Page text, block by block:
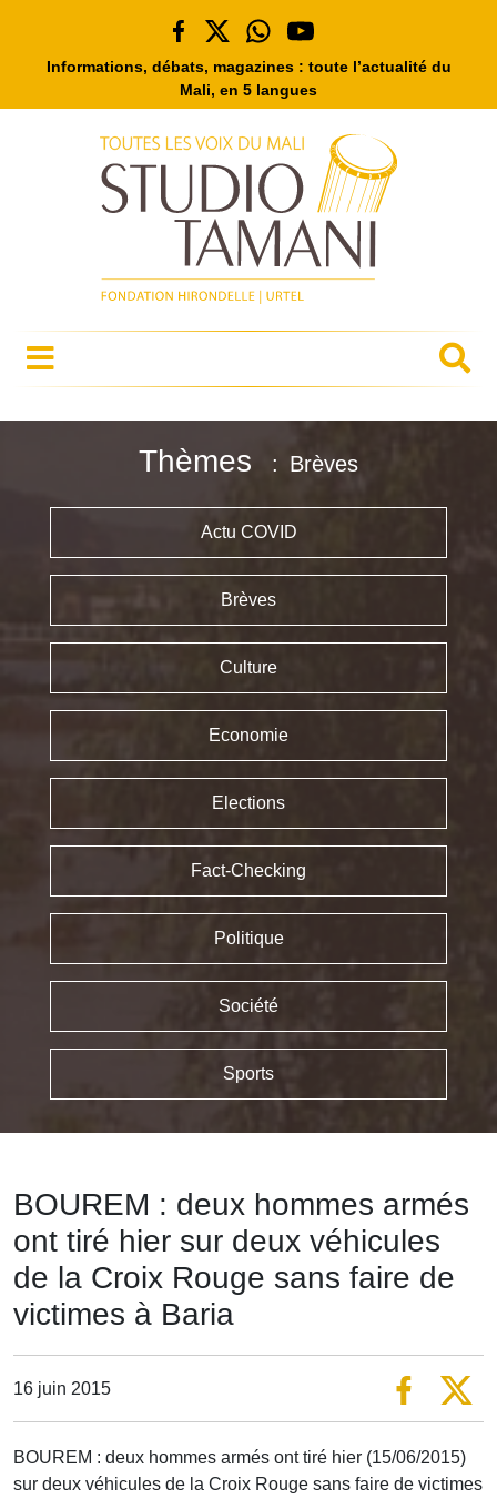
Informations, débats, magazines : toute l’actualité du
Mali, en 5 langues
Thèmes Brèves
Actu COVID
Brèves
Culture
Economie
Elections
Fact-Checking
Politique
Société
Sports
BOUREM : deux hommes armés
ont tiré hier sur deux véhicules
de la Croix Rouge sans faire de
victimes à Baria
16 juin 2015
BOUREM : deux hommes armés ont tiré hier (15/06/2015)
sur deux véhicules de la Croix Rouge sans faire de victimes